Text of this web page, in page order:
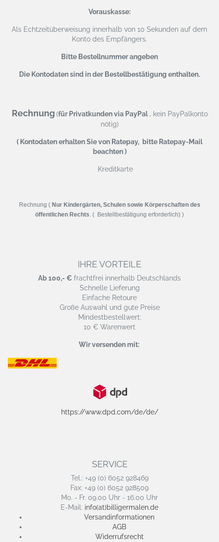
Vorauskasse:
Als Echtzeitüberweisung innerhalb von 10 Sekunden auf dem
Konto des Empfängers.
Bitte Bestellnummer angeben
Die Kontodaten sind in der Bestellbestätigung enthalten.
Rechnung (für Privatkunden via PayPal, kein PayPalkonto
nötig)
( Kontodaten erhalten Sie von Ratepay, bitte Ratepay-Mail
beachten )
Kreditkarte
Rechnung ( Nur Kindergärten, Schulen sowie Körperschaften des
öffentlichen Rechts . ( Bestellbestätigung erforderlich) )
IHRE VORTEILE
Ab 100,- € frachtfrei innerhalb Deutschlands
Schnelle Lieferung
Einfache Retoure
Große Auswahl und gute Preise
Mindestbestellwert:
10 € Warenwert
Wir versenden mit:
https://www.dpd.com/de/de/
SERVICE
Tel.: +49 (0) 6052 928469
Fax: +49 (0) 6052 928509
Mo. - Fr. 09.00 Uhr - 16.00 Uhr
E-Mail: info(at)billigermalen.de
Versandinformationen
AGB
Widerrufsrecht